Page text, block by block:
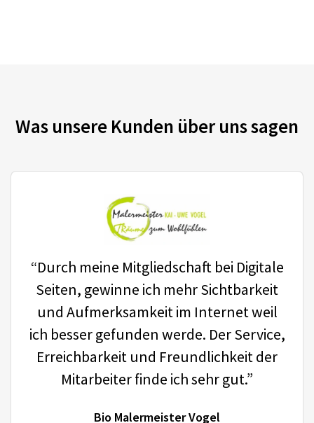
Was unsere Kunden über uns sagen
“Durch meine Mitgliedschaft bei Digitale
Seiten, gewinne ich mehr Sichtbarkeit
und Aufmerksamkeit im Internet weil
ich besser gefunden werde. Der Service,
Erreichbarkeit und Freundlichkeit der
Mitarbeiter finde ich sehr gut.”
Bio Malermeister Vogel